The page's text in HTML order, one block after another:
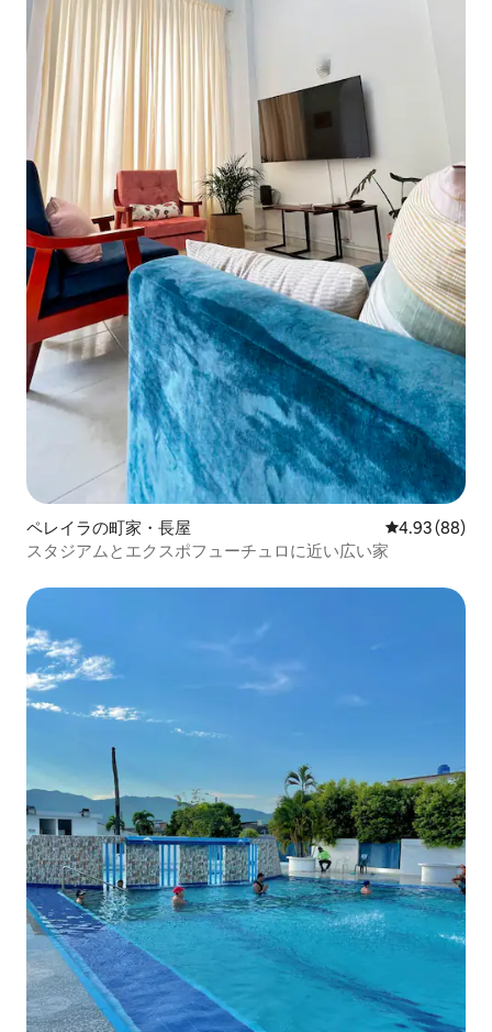
ペレイラの町家・長屋 レビュー88
4.93 (88)
スタジアムとエクスポフューチュロに近い広い家